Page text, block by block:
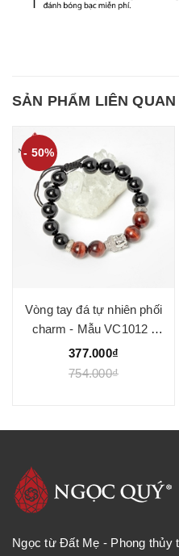
SẢN PHẨM LIÊN QUAN
- 50%
Vòng tay đá tự nhiên phối
charm - Mẫu VC1012 -
Ngọc Quý
377.000₫
754.000₫
Ngọc từ Đất Mẹ - Phong thủy